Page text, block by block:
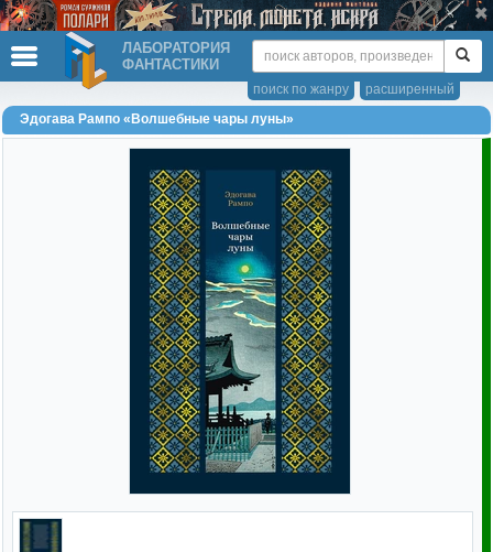
ЛАБОРАТОРИЯ
ФАНТАСТИКИ
расширенный
поиск по жанру
Эдогава Рампо «Волшебные чары луны»